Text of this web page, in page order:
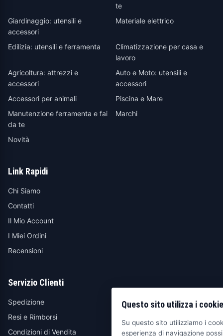
te
Giardinaggio: utensili e
accessori
Materiale elettrico
Edilizia: utensili e ferramenta
Climatizzazione per casa e
lavoro
Agricoltura: attrezzi e
accessori
Auto e Moto: utensili e
accessori
Accessori per animali
Piscina e Mare
Manutenzione ferramenta e fai
da te
Marchi
Novità
Link Rapidi
Chi Siamo
Contatti
Il Mio Account
I Miei Ordini
Recensioni
Servizio Clienti
Spedizione
Resi e Rimborsi
Condizioni di Vendita
Questo sito utilizza i cookie
Su questo sito utilizziamo i
esperienza di navigazione